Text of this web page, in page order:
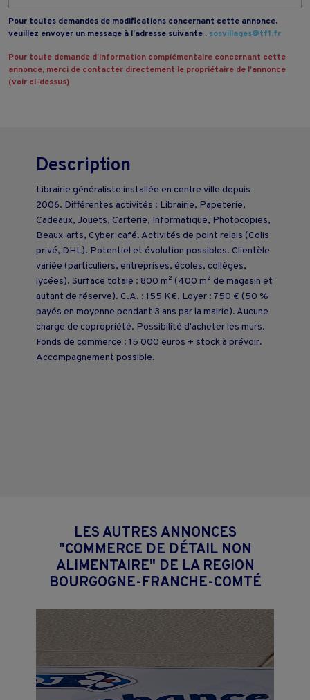
Pour toutes demandes de modifications concernant cette annonce,
veuillez envoyer un message à l’adresse suivante : sosvillages@tf1.fr
Pour toute demande d’information complémentaire concernant cette
annonce, merci de contacter directement le propriétaire de l’annonce
(voir ci-dessus)
Description
Librairie généraliste installée en centre ville depuis
2006. Différentes activités : Librairie, Papeterie,
Cadeaux, Jouets, Carterie, Informatique, Photocopies,
Beaux-arts, Cyber-café. Activités de point relais (Colis
privé, DHL). Potentiel et évolution possibles. Clientèle
variée (particuliers, entreprises, écoles, collèges,
lycées). Surface totale : 800 m² (400 m² de magasin et
autant de réserve). C.A. : 155 K€. Loyer : 750 € (50 %
payés en moyenne pendant 3 ans par la mairie). Aucune
charge de copropriété. Possibilité d'acheter les murs.
Fonds de commerce : 15 000 euros + stock à prévoir.
Accompagnement possible.
LES AUTRES ANNONCES
"COMMERCE DE DÉTAIL NON
ALIMENTAIRE" DE LA REGION
BOURGOGNE-FRANCHE-COMTÉ